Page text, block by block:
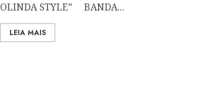
OLINDA STYLE” BANDA...
LEIA MAIS